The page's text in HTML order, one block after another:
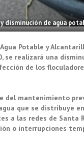
disminución de agua
Potable y
se realizará una
de los
del mantenimiento
que se distribuye
a las redes de Santa
o interrupciones